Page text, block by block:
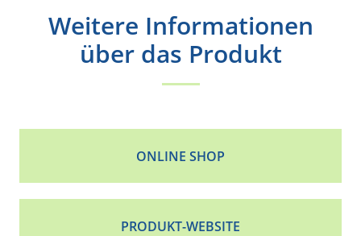
Weitere Informationen
über das Produkt
ONLINE SHOP
PRODUKT-WEBSITE